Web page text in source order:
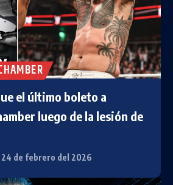
el último boleto a
luego de la lesión de
24 de febrero del 2026